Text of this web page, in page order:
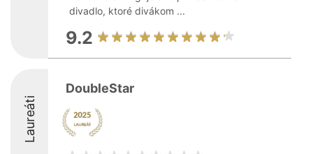
divadlo, ktoré divákom ...
9.2
Laureáti
DoubleStar